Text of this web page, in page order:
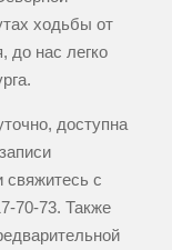
ходьбы от
до нас легко
доступна
свяжитесь с
70-73. Также